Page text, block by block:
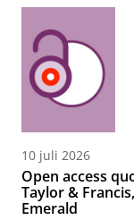
10 juli 2026
Open access
Taylor &
Emerald